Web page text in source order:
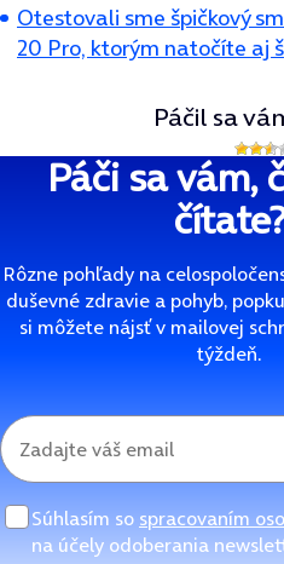
Otestovali sme špičkový
20 Pro, ktorým natočíte aj
Páčil sa
Páči sa vám,
Rôzne pohľady na
duševné zdravie a pohyb,
si môžete nájsť v mailovej
týždeň.
Súhlasím so spracovaním
na účely odoberania